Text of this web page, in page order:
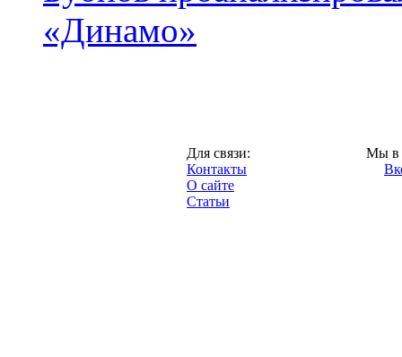
«Динамо»
Для связи:
Контакты
О сайте
Статьи
Мы в